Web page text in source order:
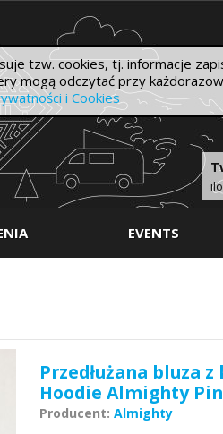
- freestyle wear
EVENTS
Przedłużana bluza
Hoodie Almighty
Producent: Almighty
tzw. cookies, tj. informacje
mogą odczytać przy
i Cookies